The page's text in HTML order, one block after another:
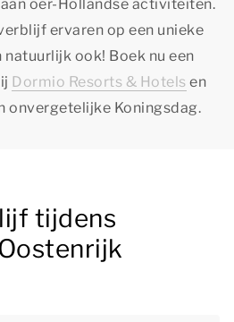
oer-Hollandse activiteiten.
ervaren op een unieke
ook! Boek nu een
Dormio Resorts & Hotels en
onvergetelijke Koningsdag.
tijdens